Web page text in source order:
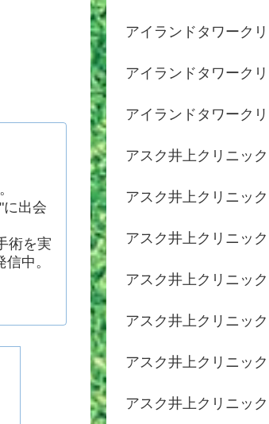
出会
術を実
中。
アイランドタワーク
アイランドタワーク
アイランドタワーク
アスク井上クリニック
アスク井上クリニッ
アスク井上クリニック
アスク井上クリニッ
アスク井上クリニッ
アスク井上クリニック
アスク井上クリニッ